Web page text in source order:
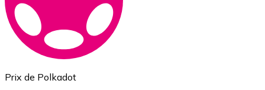
ETH
Prix de Polkadot